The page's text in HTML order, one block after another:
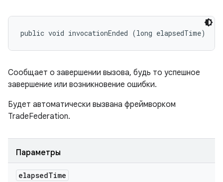
public void invocationEnded (long elapsedTime)
Сообщает о завершении вызова, будь то успешное
завершение или возникновение ошибки.
Будет автоматически вызвана фреймворком
TradeFederation.
Параметры
elapsedTime